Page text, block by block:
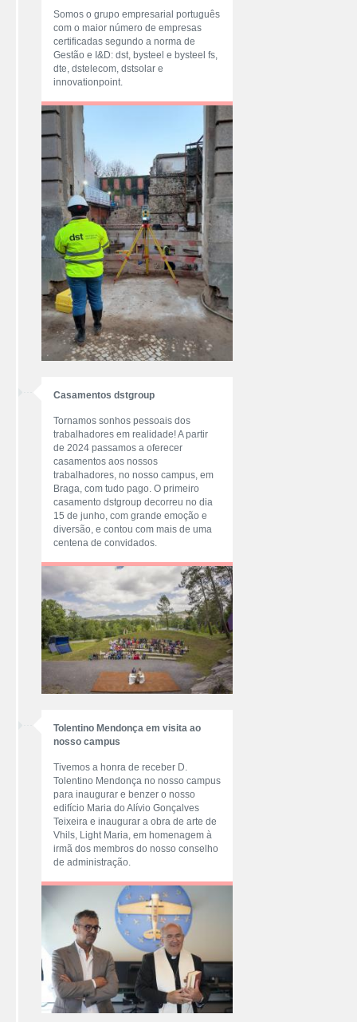
Somos o grupo empresarial português
com o maior número de empresas
certificadas segundo a norma de
Gestão e I&D: dst, bysteel e bysteel fs,
dte, dstelecom, dstsolar e
innovationpoint.
Casamentos dstgroup
Tornamos sonhos pessoais dos
trabalhadores em realidade! A partir
de 2024 passamos a oferecer
casamentos aos nossos
trabalhadores, no nosso campus, em
Braga, com tudo pago. O primeiro
casamento dstgroup decorreu no dia
15 de junho, com grande emoção e
diversão, e contou com mais de uma
centena de convidados.
Tolentino Mendonça em visita ao
nosso campus
Tivemos a honra de receber D.
Tolentino Mendonça no nosso campus
para inaugurar e benzer o nosso
edifício Maria do Alívio Gonçalves
Teixeira e inaugurar a obra de arte de
Vhils, Light Maria, em homenagem à
irmã dos membros do nosso conselho
de administração.